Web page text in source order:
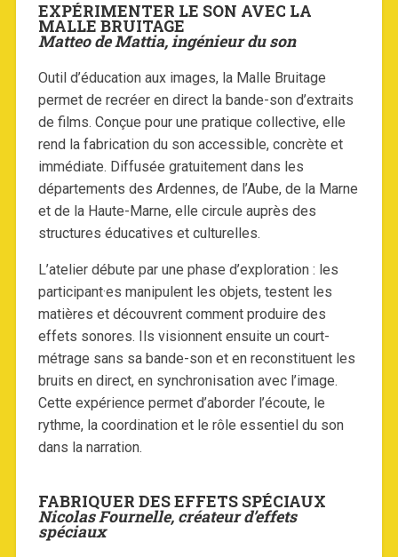
EXPÉRIMENTER LE SON AVEC LA
MALLE BRUITAGE
Matteo de Mattia, ingénieur du son
Outil d’éducation aux images, la Malle Bruitage
permet de recréer en direct la bande-son d’extraits
de films. Conçue pour une pratique collective, elle
rend la fabrication du son accessible, concrète et
immédiate. Diffusée gratuitement dans les
départements des Ardennes, de l’Aube, de la Marne
et de la Haute-Marne, elle circule auprès des
structures éducatives et culturelles.
L’atelier débute par une phase d’exploration : les
participant·es manipulent les objets, testent les
matières et découvrent comment produire des
effets sonores. Ils visionnent ensuite un court-
métrage sans sa bande-son et en reconstituent les
bruits en direct, en synchronisation avec l’image.
Cette expérience permet d’aborder l’écoute, le
rythme, la coordination et le rôle essentiel du son
dans la narration.
FABRIQUER DES EFFETS SPÉCIAUX
Nicolas Fournelle, créateur d’effets
spéciaux